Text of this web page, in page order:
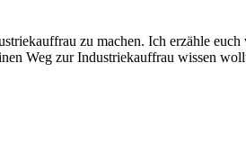
zu machen. Ich erzähle euch
Weg zur Industriekauffrau wissen